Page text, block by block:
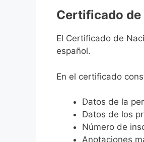
Certificado
El Certificado de
español.
En el certificado
Datos de la
Datos de los
Número de
Anotaciones